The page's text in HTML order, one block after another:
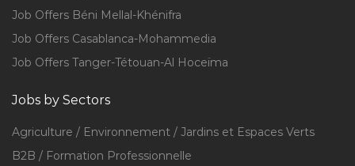
Job Offers Béni Mellal-Khénifra
Job Offers Casablanca-Mohammedia
Job Offers Tanger-Tétouan-Al Hoceïma
Jobs by Sectors
Agriculture / Environnement / Jardins et Espaces Verts
B2B / Formation Professionnelle